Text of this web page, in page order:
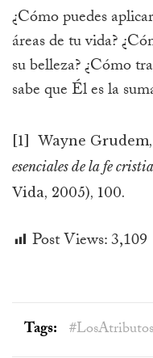
¿Cómo puedes
áreas de tu vida?
su belleza? ¿Cómo
sabe que Él es la
[1] Wayne
esenciales de la fe
Vida, 2005), 100.
Post Views:3,109
Tags: